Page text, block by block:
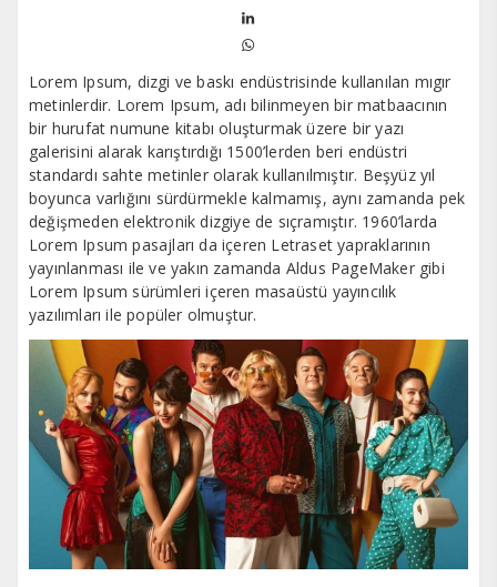
Lorem Ipsum, dizgi ve baskı endüstrisinde kullanılan mıgır
metinlerdir. Lorem Ipsum, adı bilinmeyen bir matbaacının
bir hurufat numune kitabı oluşturmak üzere bir yazı
galerisini alarak karıştırdığı 1500’lerden beri endüstri
standardı sahte metinler olarak kullanılmıştır. Beşyüz yıl
boyunca varlığını sürdürmekle kalmamış, aynı zamanda pek
değişmeden elektronik dizgiye de sıçramıştır. 1960’larda
Lorem Ipsum pasajları da içeren Letraset yapraklarının
yayınlanması ile ve yakın zamanda Aldus PageMaker gibi
Lorem Ipsum sürümleri içeren masaüstü yayıncılık
yazılımları ile popüler olmuştur.